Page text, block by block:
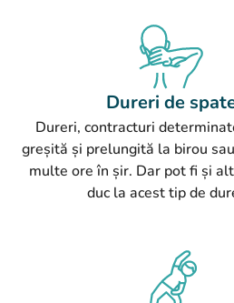
Dureri de
Dureri, contracturi
greșită și prelungită la birou
multe ore în șir. Dar pot fi și
duc la acest tip de